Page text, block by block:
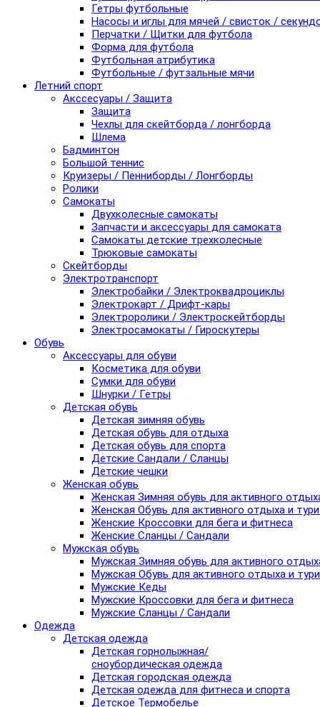
Гетры футбольные
Насосы и иглы для мячей / свисток /
Перчатки / Щитки для футбола
Форма для футбола
Футбольная атрибутика
Футбольные / футзальные мячи
Летний спорт
Акссесуары / Защита
Защита
Чехлы для скейтборда / лонгборда
Шлема
Бадминтон
Большой теннис
Круизеры / Пенниборды / Лонгборды
Ролики
Самокаты
Двухколесные самокаты
Запчасти и аксессуары для самоката
Самокаты детские трехколесные
Трюковые самокаты
Скейтборды
Электротранспорт
Электробайки / Электроквадроциклы
Электрокарт / Дрифт-кары
Электроролики / Электроскейтборды
Электросамокаты / Гироскутеры
Обувь
Аксессуары для обуви
Косметика для обуви
Сумки для обуви
Шнурки / Гетры
Детская обувь
Детская зимняя обувь
Детская обувь для отдыха
Детская обувь для спорта
Детские Сандали / Сланцы
Детские чешки
Женская обувь
Женская Зимняя обувь для активного
Женская Обувь для активного отдыха и
Женские Кроссовки для бега и фитнеса
Женские Сланцы / Сандали
Мужская обувь
Мужская Зимняя обувь для активного
Мужская Обувь для активного отдыха и
Мужские Кеды
Мужские Кроссовки для бега и фитнеса
Мужские Сланцы / Сандали
Одежда
Детская одежда
Детская горнолыжная/
сноубордическая одежда
Детская городская одежда
Детская одежда для фитнеса и спорта
Детское Термобелье